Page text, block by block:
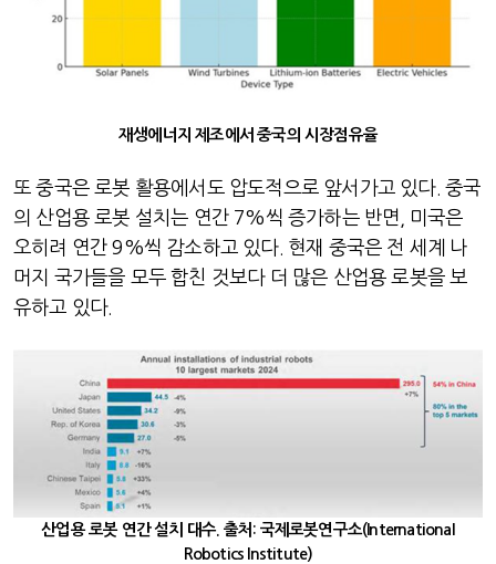
재생에너지 제조에서 중국의 시장점유율
또 중국은 로봇 활용에서도 압도적으로 앞서가고 있다.중국
의 산업용 로봇 설치는 연간 7%씩 증가하는 반면
미국은
오히려 연간9%씩 감소하고 있다. 현재 중국은 전 세계 나
머지 국가들을 모두 합친 것보다 더 많은 산업용 로봇을 보
유하고 있다.
산업용 로봇 연간 설치 대수. 출처 : 국제로봇연구소(International
Robotics Institute)